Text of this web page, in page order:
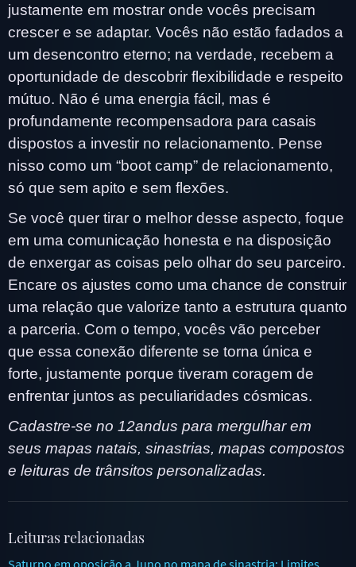
justamente em mostrar onde vocês precisam
crescer e se adaptar. Vocês não estão fadados a
um desencontro eterno; na verdade, recebem a
oportunidade de descobrir flexibilidade e respeito
mútuo. Não é uma energia fácil, mas é
profundamente recompensadora para casais
dispostos a investir no relacionamento. Pense
nisso como um “boot camp” de relacionamento,
só que sem apito e sem flexões.
Se você quer tirar o melhor desse aspecto, foque
em uma comunicação honesta e na disposição
de enxergar as coisas pelo olhar do seu parceiro.
Encare os ajustes como uma chance de construir
uma relação que valorize tanto a estrutura quanto
a parceria. Com o tempo, vocês vão perceber
que essa conexão diferente se torna única e
forte, justamente porque tiveram coragem de
enfrentar juntos as peculiaridades cósmicas.
Cadastre-se no 12andus para mergulhar em
seus mapas natais, sinastrias, mapas compostos
e leituras de trânsitos personalizadas.
Leituras relacionadas
Saturno em oposição a Juno no mapa de sinastria: Limites,